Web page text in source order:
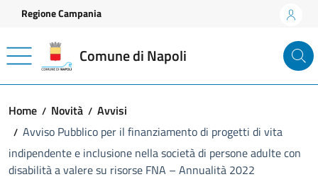
Vai ai contenuti
Vai al footer
Regione Campania
Comune di Napoli
Home Novità
Avvisi
Avviso Pubblico per il finanziamento di progetti di vita
indipendente e inclusione nella società di persone adulte con
disabilità a valere su risorse FNA – Annualità 2022